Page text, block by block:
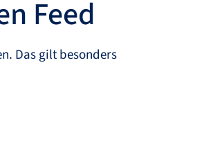
Feed
Das gilt besonders